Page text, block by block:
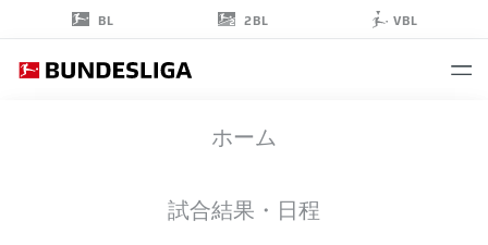
BL 2BL VBL
ホーム
試合結果・日程